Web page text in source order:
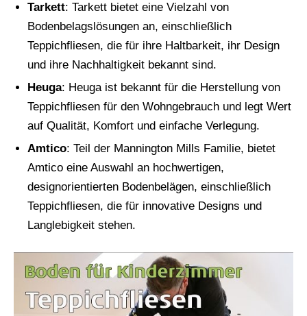
Tarkett: Tarkett bietet eine Vielzahl von
Bodenbelagslösungen an, einschließlich
Teppichfliesen, die für ihre Haltbarkeit, ihr Design
und ihre Nachhaltigkeit bekannt sind.
Heuga: Heuga ist bekannt für die Herstellung von
Teppichfliesen für den Wohngebrauch und legt Wert
auf Qualität, Komfort und einfache Verlegung.
Amtico: Teil der Mannington Mills Familie, bietet
Amtico eine Auswahl an hochwertigen,
designorientierten Bodenbelägen, einschließlich
Teppichfliesen, die für innovative Designs und
Langlebigkeit stehen.